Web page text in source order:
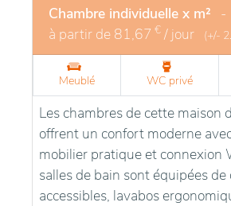
Chambre individuelle x m² -
à partir de 81,67 € / jour (+/-
Meublé WC privé
Les chambres de cette maison
offrent un confort moderne
mobilier pratique et connexion
salles de bain sont équipées de
accessibles, lavabos